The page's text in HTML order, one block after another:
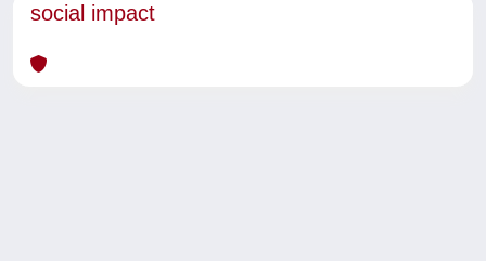
social impact